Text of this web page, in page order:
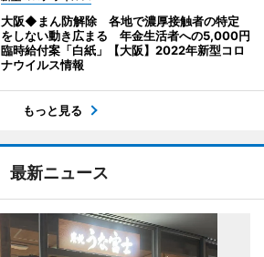
大阪◆まん防解除 各地で濃厚接触者の特定
をしない動き広まる 年金生活者への5,000円
臨時給付案「白紙」【大阪】2022年新型コロ
ナウイルス情報
もっと見る
最新ニュース